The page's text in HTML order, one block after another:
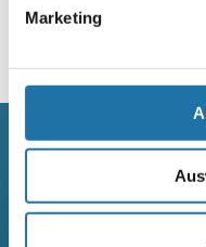
Marketing
RUNDBECKEN RIMINI
RUND- UND OVALBECKEN